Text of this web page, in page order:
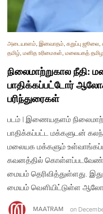
அடையாளம், இனவாதம், கறுப்பு ஜூலை,
தமிழ், மனித உரிமைகள், மலையகத்
நிலைமாற்றுகால நீதி:
பாதிக்கப்பட்டோர்
பரிந்துரைகள்
படம் | இணையதளம்
பாதிக்கப்பட்ட மக்களுடன்
மலையக மக்களும்
கவனத்தில்
மையம் தெரிவித்துள்ளது.
மையம் வௌியிட்டுள்ள
MAATRAM on